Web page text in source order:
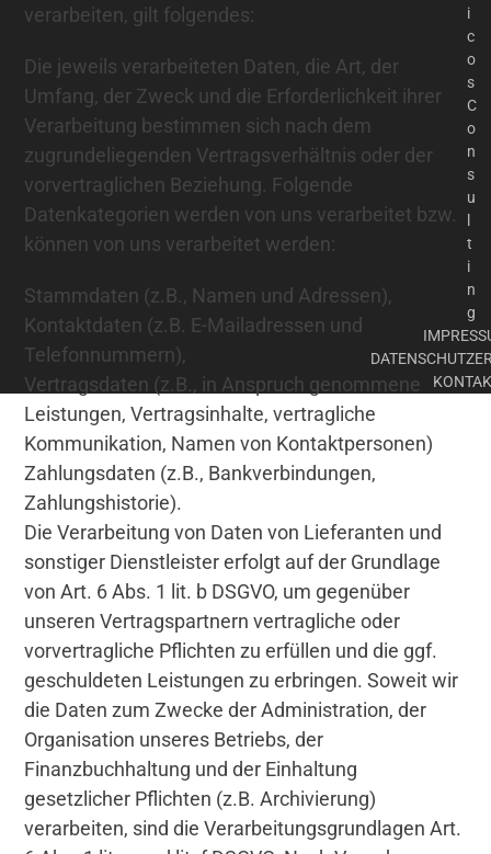
verarbeiten, gilt folgendes:
Die jeweils verarbeiteten Daten, die Art, der
Umfang, der Zweck und die Erforderlichkeit ihrer
Verarbeitung bestimmen sich nach dem
zugrundeliegenden Vertragsverhältnis oder der
vorvertraglichen Beziehung. Folgende
Datenkategorien werden von uns verarbeitet bzw.
können von uns verarbeitet werden:
Stammdaten (z.B., Namen und Adressen),
Kontaktdaten (z.B. E-Mailadressen und
Telefonnummern),
Vertragsdaten (z.B., in Anspruch genommene
Leistungen, Vertragsinhalte, vertragliche
Kommunikation, Namen von Kontaktpersonen)
Zahlungsdaten (z.B., Bankverbindungen,
Zahlungshistorie).
Die Verarbeitung von Daten von Lieferanten und
sonstiger Dienstleister erfolgt auf der Grundlage
von Art. 6 Abs. 1 lit. b DSGVO, um gegenüber
unseren Vertragspartnern vertragliche oder
vorvertragliche Pflichten zu erfüllen und die ggf.
geschuldeten Leistungen zu erbringen. Soweit wir
die Daten zum Zwecke der Administration, der
Organisation unseres Betriebs, der
Finanzbuchhaltung und der Einhaltung
gesetzlicher Pflichten (z.B. Archivierung)
verarbeiten, sind die Verarbeitungsgrundlagen Art.
i
c
o
s
C
o
n
s
u
t
i
n
g